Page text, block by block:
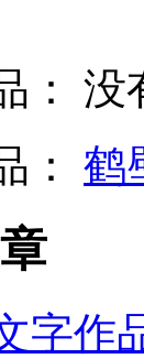
： 没
： 鹤
字作